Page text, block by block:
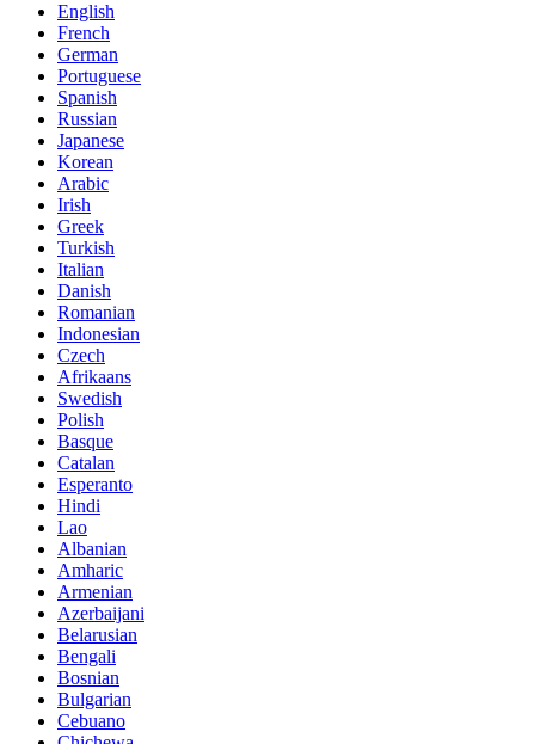
English
French
German
Portuguese
Spanish
Russian
Japanese
Korean
Arabic
Irish
Greek
Turkish
Italian
Danish
Romanian
Indonesian
Czech
Afrikaans
Swedish
Polish
Basque
Catalan
Esperanto
Hindi
Lao
Albanian
Amharic
Armenian
Azerbaijani
Belarusian
Bengali
Bosnian
Bulgarian
Cebuano